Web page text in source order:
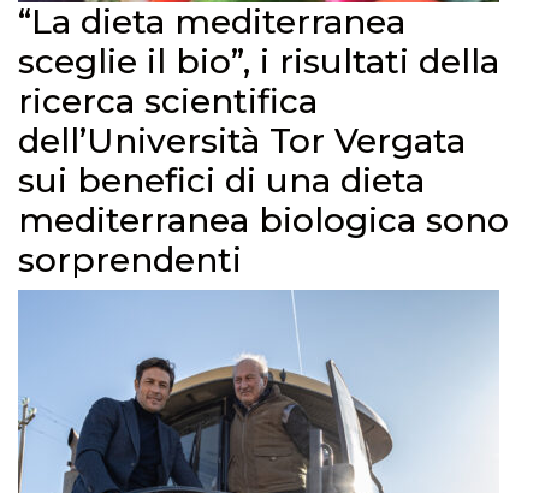
“La dieta mediterranea
sceglie il bio”, i risultati della
ricerca scientifica
dell’Università Tor Vergata
sui benefici di una dieta
mediterranea biologica sono
sorprendenti